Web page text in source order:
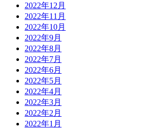
2022年12月
2022年11月
2022年10月
2022年9月
2022年8月
2022年7月
2022年6月
2022年5月
2022年4月
2022年3月
2022年2月
2022年1月